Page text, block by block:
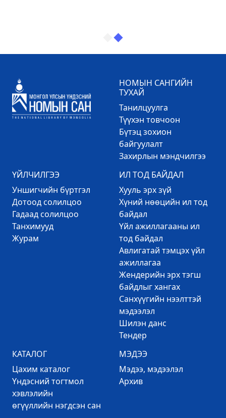
НОМЫН САНГИЙН
ТУХАЙ
Танилцуулга
Түүхэн товчоон
Бүтэц зохион
байгуулалт
Захирлын мэндчилгээ
ҮЙЛЧИЛГЭЭ
Уншигчийн бүртгэл
Дотоод солилцоо
Гадаад солилцоо
Танхимууд
Журам
ИЛ ТОД БАЙДАЛ
Хууль эрх зүй
Хүний нөөцийн ил тод
байдал
Үйл ажиллагааны ил
тод байдал
Авлигатай тэмцэх үйл
ажиллагаа
Жендерийн эрх тэгш
байдлыг хангах
Санхүүгийн нээлттэй
мэдээлэл
Шилэн данс
Тендер
КАТАЛОГ
Цахим каталог
Үндэсний тогтмол
хэвлэлийн
өгүүллийн нэгдсэн сан
МЭДЭЭ
Mэдээ, мэдээлэл
Архив